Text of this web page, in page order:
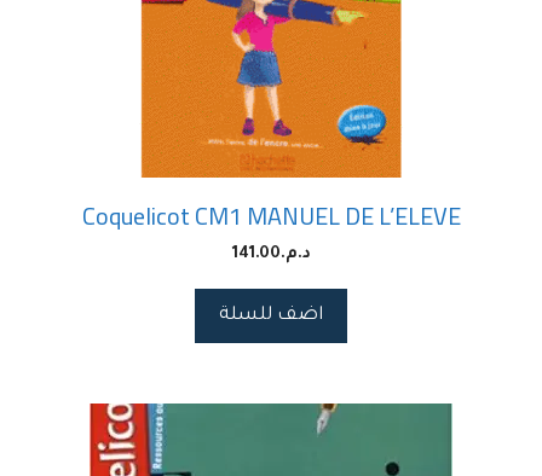
Coquelicot CM1 MANUEL DE L’ELEVE
د.م.141.00
اضف للسلة